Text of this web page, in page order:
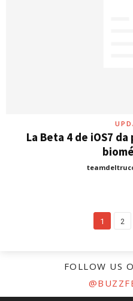
La Beta 4 de iOS7
1 2
FOLLOW US